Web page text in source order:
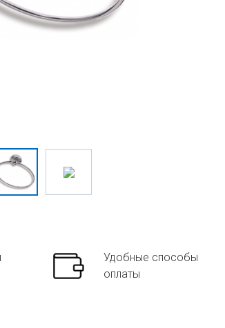
Удобные способы
оплаты